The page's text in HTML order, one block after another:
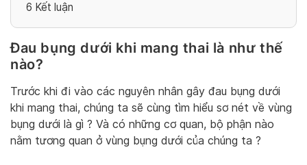
6 Kết luận
Đau bụng dưới khi mang thai là như thế
nào?
Trước khi đi vào các nguyên nhân gây đau bụng dưới
khi mang thai, chúng ta sẽ cùng tìm hiểu sơ nét về vùng
bụng dưới là gì ? Và có những cơ quan, bộ phận nào
nằm tương quan ở vùng bụng dưới của chúng ta ?